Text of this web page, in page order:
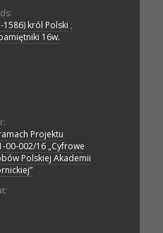
1586) król Polski ;
16w.
Projektu
00-002/16 „Cyfrowe
Polskiej Akademii